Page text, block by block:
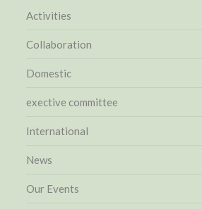
Activities
Collaboration
Domestic
exective committee
International
News
Our Events